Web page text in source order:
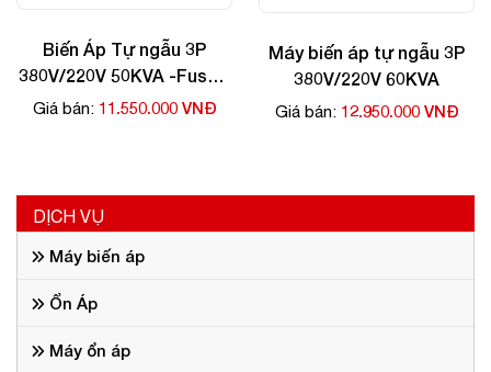
Biến Áp Tự ngẫu 3P
380V/220V 50KVA -Fushin
giá rẻ
Giá bán: 11.550.000 VNĐ
Máy biến áp tự ngẫu 3P
380V/220V 60KVA
Giá bán: 12.950.000 VNĐ
DỊCH VỤ
Máy biến áp
Ổn Áp
Máy ổn áp